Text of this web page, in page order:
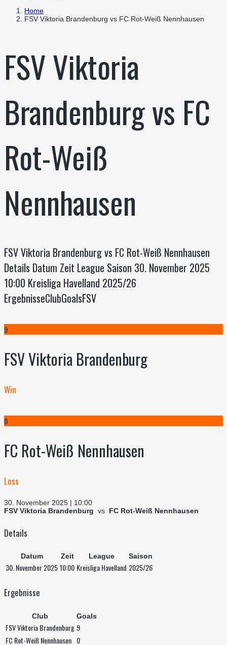
Home
FSV Viktoria Brandenburg vs FC Rot-Weiß Nennhausen
FSV Viktoria
Brandenburg vs FC
Rot-Weiß
Nennhausen
FSV Viktoria Brandenburg vs FC Rot-Weiß Nennhausen
Details Datum Zeit League Saison 30. November 2025
10:00 Kreisliga Havelland 2025/26
ErgebnisseClubGoalsFSV
9
FSV Viktoria Brandenburg
Win
0
FC Rot-Weiß Nennhausen
Loss
30. November 2025 | 10:00
FSV Viktoria Brandenburg vs FC Rot-Weiß Nennhausen
Details
Datum Zeit League Saison
30. November 202510:00 Kreisliga Havelland 2025/26
Ergebnisse
Club Goals
FSV Viktoria Brandenburg 9
FC Rot-Weiß Nennhausen 0